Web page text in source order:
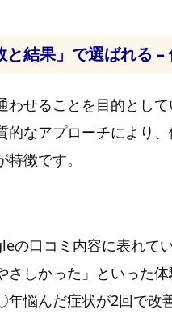
結果」で選ばれる –
わせることを目的とし
的なアプローチにより
徴です。
の口コミ内容に表れて
さしかった」といった
年悩んだ症状が2回で